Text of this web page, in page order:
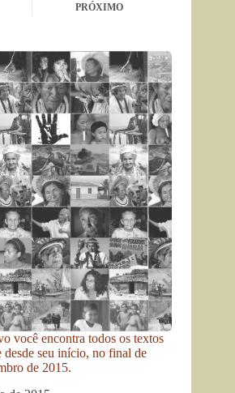
PRÓXIMO
você encontra todos os textos
desde seu início, no final de
de 2015.